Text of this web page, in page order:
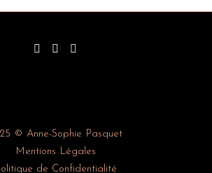
© Anne-Sophie Pasquet
Mentions Légales
de Confidentialité